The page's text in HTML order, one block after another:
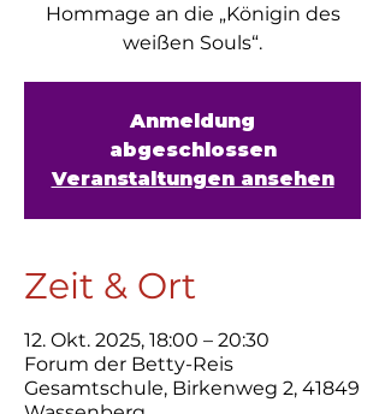
Hommage an die „Königin des
weißen Souls“.
Anmeldung
abgeschlossen
Veranstaltungen ansehen
Zeit & Ort
12. Okt. 2025, 18:00 – 20:30
Forum der Betty-Reis
Gesamtschule, Birkenweg 2, 41849